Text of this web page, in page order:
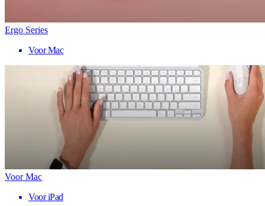
Ergo Series
Voor Mac
Voor Mac
Voor iPad